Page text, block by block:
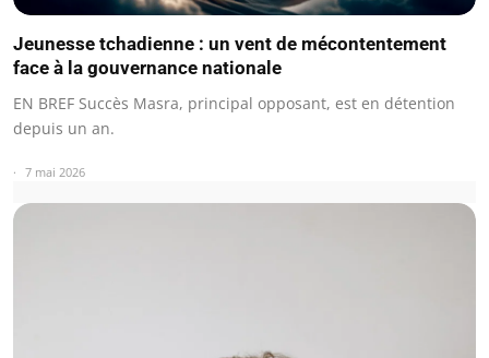
Jeunesse tchadienne : un vent de mécontentement
face à la gouvernance nationale
EN BREF Succès Masra, principal opposant, est en détention
depuis un an.
7 mai 2026